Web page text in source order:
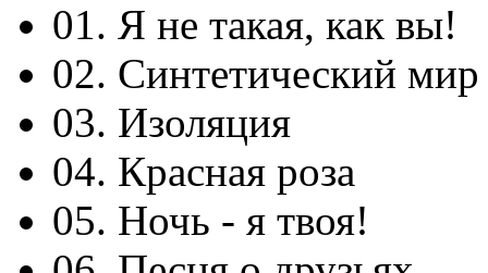
01. Я не такая, как вы!
02. Синтетический мир
03. Изоляция
04. Красная роза
05. Ночь - я твоя!